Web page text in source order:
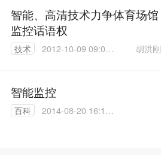
智能、高清技术力争体育场馆
监控话语权
技术
2012-10-09 09:06:
胡洪刚
智能监控
百科
2014-08-20 16:14: